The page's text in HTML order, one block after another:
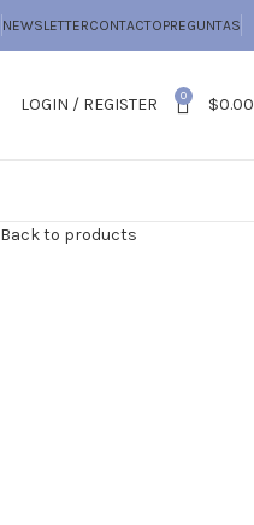
NEWSLETTERCONTACTOPREGUNTAS
LOGIN / REGISTER 0 $0.00
Back to products